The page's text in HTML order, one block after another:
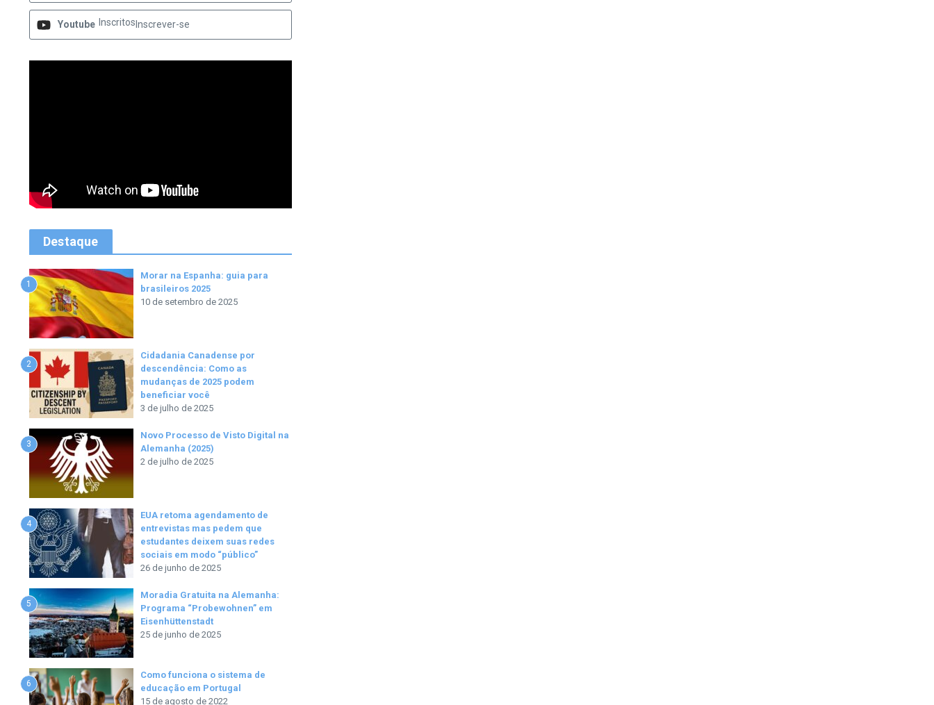
Youtube Inscritos Inscrever-se
Destaque
1
Morar na Espanha: guia para
brasileiros 2025
10 de setembro de 2025
2
Cidadania Canadense por
descendência: Como as
mudanças de 2025 podem
beneficiar você
3 de julho de 2025
3
Novo Processo de Visto Digital na
Alemanha (2025)
2 de julho de 2025
4
EUA retoma agendamento de
entrevistas mas pedem que
estudantes deixem suas redes
sociais em modo “público”
26 de junho de 2025
5
Moradia Gratuita na Alemanha:
Programa “Probewohnen” em
Eisenhüttenstadt
25 de junho de 2025
6
Como funciona o sistema de
educação em Portugal
15 de agosto de 2022